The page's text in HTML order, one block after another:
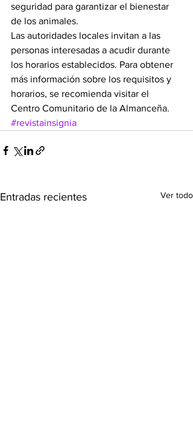
seguridad para garantizar el bienestar
de los animales.
Las autoridades locales invitan a las
personas interesadas a acudir durante
los horarios establecidos. Para obtener
más información sobre los requisitos y
horarios, se recomienda visitar el
Centro Comunitario de la Almanceña.
#revistainsignia
Entradas recientes Ver todo